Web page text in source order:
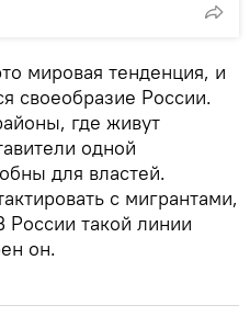
мировая тенденция, и
своеобразие России.
где живут
одной
для властей.
с мигрантами,
России такой линии
он.